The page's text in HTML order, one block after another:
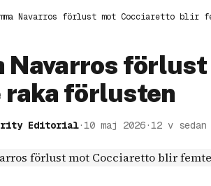
Navarros förlust mot Cocciaretto blir
Navarros
raka förlusten
Editorial·10 maj 2026·12 v sedan